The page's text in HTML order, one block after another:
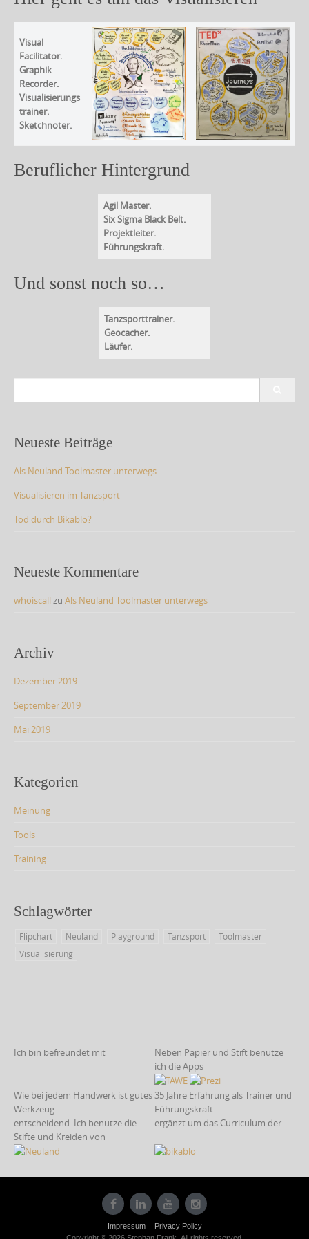
Visual
Facilitator.
Graphik
Recorder.
Visualisierungs
trainer.
Sketchnoter.
Beruflicher Hintergrund
Agil Master.
Six Sigma Black Belt.
Projektleiter.
Führungskraft.
Und sonst noch so…
Tanzsporttrainer.
Geocacher.
Läufer.
c
f
r
Neueste Beiträge
Als Neuland Toolmaster unterwegs
Visualisieren im Tanzsport
Tod durch Bikablo?
Neueste Kommentare
whoiscall zu Als Neuland Toolmaster unterwegs
Archiv
Dezember 2019
September 2019
Mai 2019
Kategorien
Meinung
Tools
Training
Schlagwörter
Flipchart Neuland Playground Tanzsport
Toolmaster
Visualisierung
Ich bin befreundet mit
Neben Papier und Stift benutze
ich die Apps
Wie bei jedem Handwerk ist gutes
Werkzeug
entscheidend. Ich benutze die
Stifte und Kreiden von
35 Jahre Erfahrung als Trainer und
Führungskraft
ergänzt um das Curriculum der
Impressum
Privacy Policy